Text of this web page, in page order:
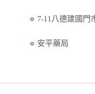
7-11八德建國門
安平藥局